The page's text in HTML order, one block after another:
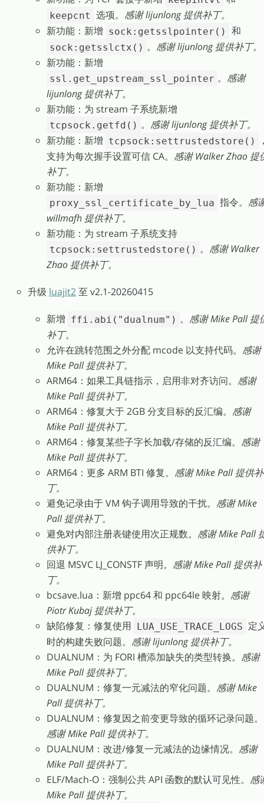
keepcnt 选项。 感谢 lijunlong 提供补丁。
新功能：新增 sock:getsslpointer() 和
sock:getsslctx() 。 感谢 lijunlong 提供补丁。
新功能：新增
ssl.get_upstream_ssl_pointer 。 感谢
lijunlong 提供补丁。
新功能：为 stream 子系统新增
tcpsock.getfd() 。 感谢 lijunlong 提供补丁。
新功能：新增 tcpsock:settrustedstore()
支持为每次握手设置可信 CA。 感谢 Walker Zhao 提
补丁。
新功能：新增
proxy_ssl_certificate_by_lua 指令。 感
willmafh 提供补丁。
新功能：为 stream 子系统支持
tcpsock:settrustedstore() 。 感谢 Walker
Zhao 提供补丁。
升级 luajit2至 v2.1-20260415
新增 ffi.abi("dualnum") 。 感谢 Mike Pall 提
补丁。
允许在跳转范围之外分配 mcode 以支持代码。 感谢
Mike Pall 提供补丁。
ARM64：如果工具链指示，启用非对齐访问。 感谢
Mike Pall 提供补丁。
ARM64：修复大于 2GB 分支目标的反汇编。 感谢
Mike Pall 提供补丁。
ARM64：修复某些子字长加载/存储的反汇编。 感谢
Mike Pall 提供补丁。
ARM64：更多 ARM BTI 修复。 感谢 Mike Pall 提供补
丁。
避免记录由于 VM 钩子调用导致的干扰。 感谢 Mike
Pall 提供补丁。
避免对内部注册表键使用次正规数。 感谢 Mike Pall
供补丁。
回退 MSVC LJ_CONSTF 声明。 感谢 Mike Pall 提供补
丁。
bcsave.lua：新增 ppc64 和 ppc64le 映射。 感谢
Piotr Kubaj 提供补丁。
缺陷修复：修复使用 LUA_USE_TRACE_LOGS 定
时的构建失败问题。 感谢 lijunlong 提供补丁。
DUALNUM：为 FORI 槽添加缺失的类型转换。 感谢
Mike Pall 提供补丁。
DUALNUM：修复一元减法的窄化问题。 感谢 Mike
Pall 提供补丁。
DUALNUM：修复因之前变更导致的循环记录问题。
感谢 Mike Pall 提供补丁。
DUALNUM：改进/修复一元减法的边缘情况。 感谢
Mike Pall 提供补丁。
ELF/Mach-O：强制公共 API 函数的默认可见性。 感
Mike Pall 提供补丁。